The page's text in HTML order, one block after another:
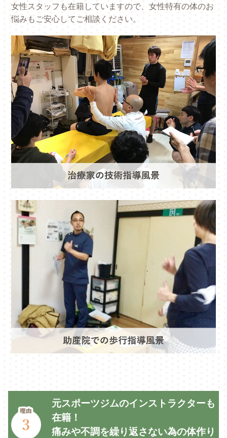
女性スタッフも在籍していますので、女性特有の体のお
悩みもご安心してご相談ください。
元スポーツジムのインストラクターも
在籍！
痛みや不調を繰り返さない為の体作り